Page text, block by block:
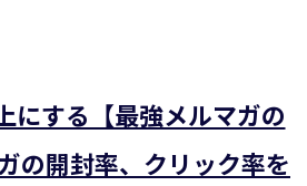
にする【最強メルマガの
の開封率、クリック率を